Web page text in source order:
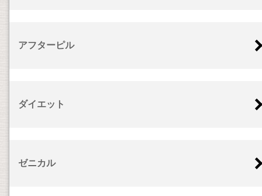
アフターピル
ダイエット
ゼニカル